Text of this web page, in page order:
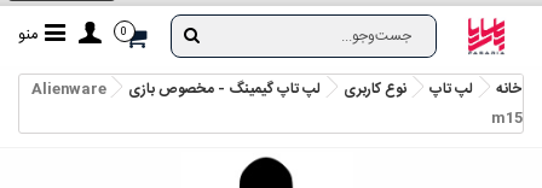
0 منو
خانه لپ تاپ نوع کاربری لپ تاپ گیمینگ - مخصوص بازی
Alienware
m15